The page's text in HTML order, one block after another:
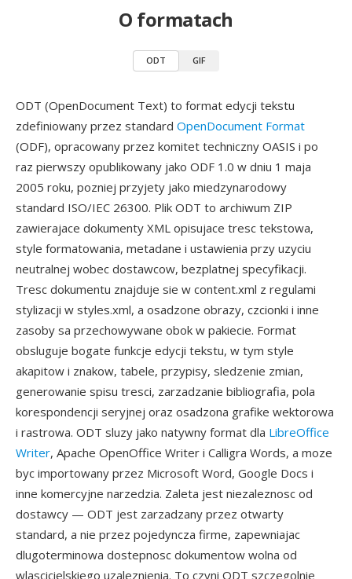
O formatach
ODT GIF
ODT (OpenDocument Text) to format edycji tekstu
zdefiniowany przez standard OpenDocument Format
(ODF), opracowany przez komitet techniczny OASIS i po
raz pierwszy opublikowany jako ODF 1.0 w dniu 1 maja
2005 roku, pozniej przyjety jako miedzynarodowy
standard ISO/IEC 26300. Plik ODT to archiwum ZIP
zawierajace dokumenty XML opisujace tresc tekstowa,
style formatowania, metadane i ustawienia przy uzyciu
neutralnej wobec dostawcow, bezplatnej specyfikacji.
Tresc dokumentu znajduje sie w content.xml z regulami
stylizacji w styles.xml, a osadzone obrazy, czcionki i inne
zasoby sa przechowywane obok w pakiecie. Format
obsluguje bogate funkcje edycji tekstu, w tym style
akapitow i znakow, tabele, przypisy, sledzenie zmian,
generowanie spisu tresci, zarzadzanie bibliografia, pola
korespondencji seryjnej oraz osadzona grafike wektorowa
i rastrowa. ODT sluzy jako natywny format dla LibreOffice
Writer, Apache OpenOffice Writer i Calligra Words, a moze
byc importowany przez Microsoft Word, Google Docs i
inne komercyjne narzedzia. Zaleta jest niezaleznosc od
dostawcy — ODT jest zarzadzany przez otwarty
standard, a nie przez pojedyncza firme, zapewniajac
dlugoterminowa dostepnosc dokumentow wolna od
wlascicielskiego uzaleznienia. To czyni ODT szczegolnie